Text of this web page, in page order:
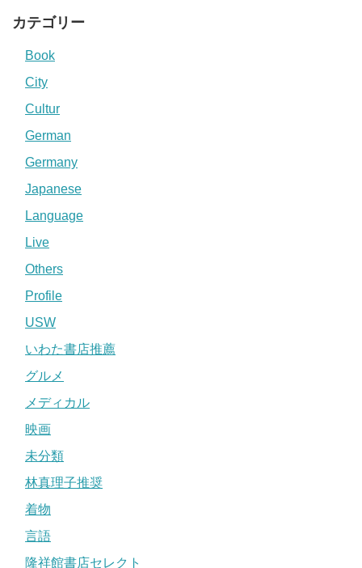
カテゴリー
Book
City
Cultur
German
Germany
Japanese
Language
Live
Others
Profile
USW
いわた書店推薦
グルメ
メディカル
映画
未分類
林真理子推奨
着物
言語
隆祥館書店セレクト